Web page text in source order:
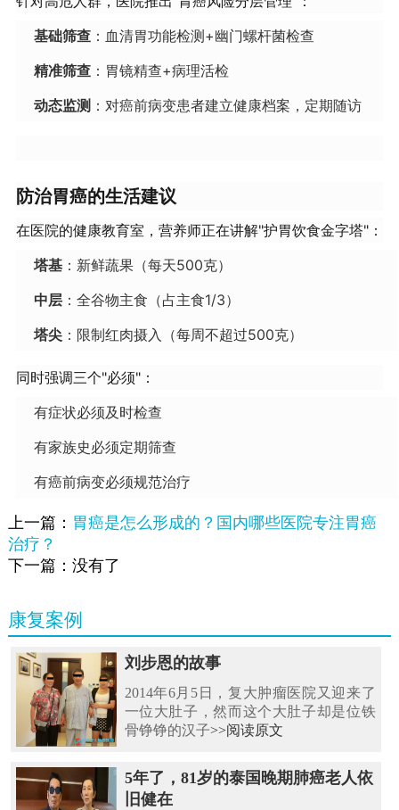
基础筛查：血清胃功能检测+幽门螺杆菌检查
精准筛查：胃镜精查+病理活检
动态监测：对癌前病变患者建立健康档案，定期随访
防治胃癌的生活建议
在医院的健康教育室，营养师正在讲解"护胃饮食金字塔"：
塔基：新鲜蔬果（每天500克）
中层：全谷物主食（占主食1/3）
塔尖：限制红肉摄入（每周不超过500克）
同时强调三个"必须"：
有症状必须及时检查
有家族史必须定期筛查
有癌前病变必须规范治疗
上一篇： 胃癌是怎么形成的？国内哪些医院专注胃癌
治疗？
下一篇：没有了
康复案例
刘步恩的故事
2014年6月5日，复大肿瘤医院又迎来了
一位大肚子，然而这个大肚子却是位铁
骨铮铮的汉子>>阅读原文
5年了，81岁的泰国晚期肺癌老人依
旧健在